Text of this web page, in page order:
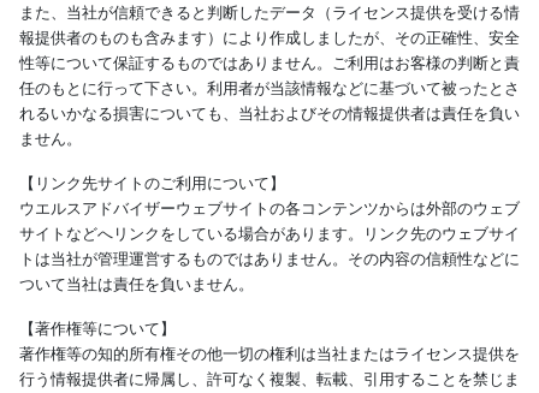
また、当社が信頼できると判断したデータ（ライセンス提供を受ける情
報提供者のものも含みます）により作成しましたが、その正確性、安全
性等について保証するものではありません。ご利用はお客様の判断と責
任のもとに行って下さい。利用者が当該情報などに基づいて被ったとさ
れるいかなる損害についても、当社およびその情報提供者は責任を負い
ません。
【リンク先サイトのご利用について】
ウエルスアドバイザーウェブサイトの各コンテンツからは外部のウェブ
サイトなどへリンクをしている場合があります。リンク先のウェブサイ
トは当社が管理運営するものではありません。その内容の信頼性などに
ついて当社は責任を負いません。
【著作権等について】
著作権等の知的所有権その他一切の権利は当社またはライセンス提供を
行う情報提供者に帰属し、許可なく複製、転載、引用することを禁じま